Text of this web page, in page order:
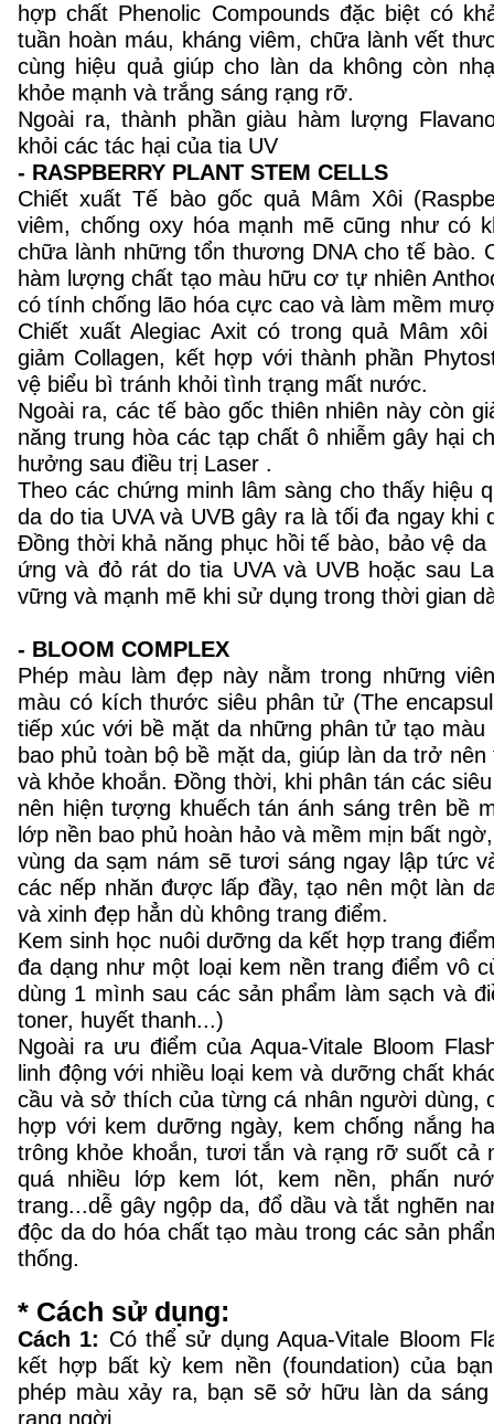
hợp chất Phenolic Compounds đặc biệt có
tuần hoàn máu, kháng viêm, chữa lành vết
cùng hiệu quả giúp cho làn da không còn
khỏe mạnh và trắng sáng rạng rỡ.
Ngoài ra, thành phần giàu hàm lượng
khỏi các tác hại của tia UV
- RASPBERRY PLANT STEM CELLS
Chiết xuất Tế bào gốc quả Mâm Xôi
viêm, chống oxy hóa mạnh mẽ cũng như có
chữa lành những tổn thương DNA cho tế bào.
hàm lượng chất tạo màu hữu cơ tự nhiên
có tính chống lão hóa cực cao và làm mềm
Chiết xuất Alegiac Axit có trong quả Mâm
giảm Collagen, kết hợp với thành phần
vệ biểu bì tránh khỏi tình trạng mất nước.
Ngoài ra, các tế bào gốc thiên nhiên này còn
năng trung hòa các tạp chất ô nhiễm gây hại
hưởng sau điều trị Laser .
Theo các chứng minh lâm sàng cho thấy hiệu
da do tia UVA và UVB gây ra là tối đa ngay khi
Đồng thời khả năng phục hồi tế bào, bảo vệ
ứng và đỏ rát do tia UVA và UVB hoặc sau
vững và mạnh mẽ khi sử dụng trong thời gian
- BLOOM COMPLEX
Phép màu làm đẹp này nằm trong những
màu có kích thước siêu phân tử (The
tiếp xúc với bề mặt da những phân tử tạo màu
bao phủ toàn bộ bề mặt da, giúp làn da trở
và khỏe khoắn. Đồng thời, khi phân tán các
nên hiện tượng khuếch tán ánh sáng trên bề
lớp nền bao phủ hoàn hảo và mềm mịn bất
vùng da sạm nám sẽ tươi sáng ngay lập tức
các nếp nhăn được lấp đầy, tạo nên một làn
và xinh đẹp hẳn dù không trang điểm.
Kem sinh học nuôi dưỡng da kết hợp trang
đa dạng như một loại kem nền trang điểm vô
dùng 1 mình sau các sản phẩm làm sạch và
toner, huyết thanh...)
Ngoài ra ưu điểm của Aqua-Vitale Bloom
linh động với nhiều loại kem và dưỡng chất
cầu và sở thích của từng cá nhân người dùng,
hợp với kem dưỡng ngày, kem chống nắng
trông khỏe khoắn, tươi tắn và rạng rỡ suốt cả
quá nhiều lớp kem lót, kem nền, phấn
trang...dễ gây ngộp da, đổ dầu và tắt nghẽn
độc da do hóa chất tạo màu trong các sản
thống.
* Cách sử dụng:
Cách 1: Có thể sử dụng Aqua-Vitale Bloom
kết hợp bất kỳ kem nền (foundation) của
phép màu xảy ra, bạn sẽ sở hữu làn da
rạng ngời.